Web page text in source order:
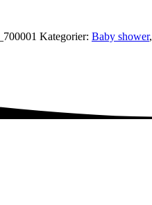
Kategorier: Baby shower,